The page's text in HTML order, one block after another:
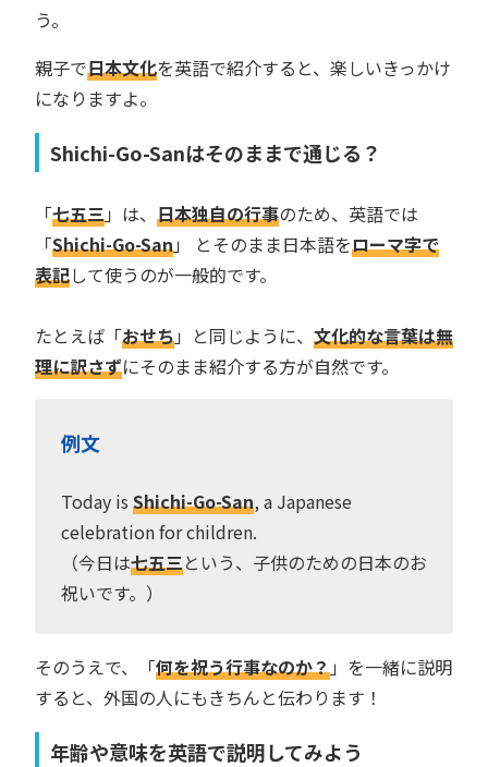
う。
親子で日本文化を英語で紹介すると、楽しいきっかけ
になりますよ。
Shichi-Go-Sanはそのままで通じる？
「七五三」は、 日本独自の行事のため、英語では
「Shichi-Go-San」 とそのまま日本語をローマ字で
表記して使うのが一般的です。
たとえば「おせち」と同じように、 文化的な言葉は無
理に訳さずにそのまま紹介する方が自然です。
例文
Today is Shichi-Go-San, a Japanese
celebration for children.
（今日は七五三という、子供のための日本のお
祝いです。）
そのうえで、「何を祝う行事なのか？」を一緒に説明
すると、外国の人にもきちんと伝わります！
年齢や意味を英語で説明してみよう